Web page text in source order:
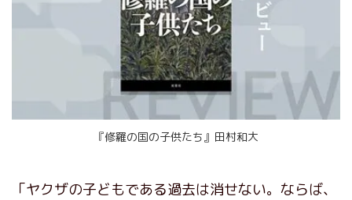
『修羅の国の子供たち』田村和大
「ヤクザの子どもである過去は消せない。ならば、